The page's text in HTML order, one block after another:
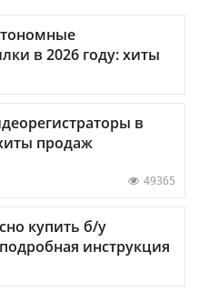
в 2026 году: хиты
в
продаж
49365
купить б/у
инструкция